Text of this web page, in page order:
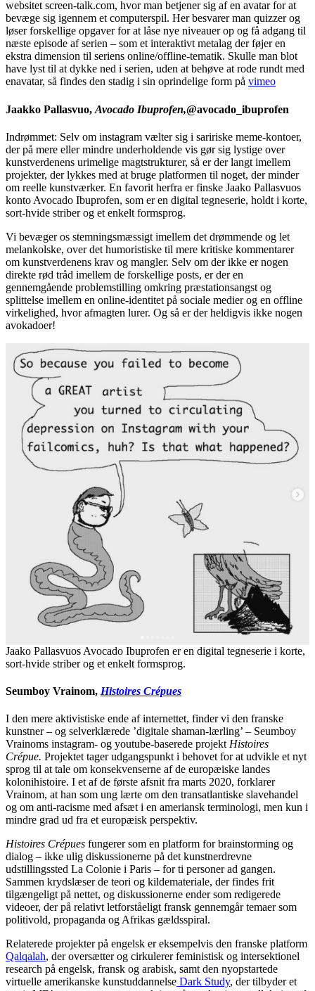
websitet screen-talk.com, hvor man betjener sig af en avatar for at
bevæge sig igennem et computerspil. Her besvarer man quizzer og
løser forskellige opgaver for at låse nye niveauer op og få adgang til
næste episode af serien – som et interaktivt metalag der føjer en
ekstra dimension til seriens online/offline-tematik. Skulle man blot
have lyst til at dykke ned i serien, uden at behøve at rode rundt med
enavatar, så findes den stadig i sin oprindelige form på vimeo
Jaakko Pallasvuo, Avocado Ibuprofen,@avocado_ibuprofen
Indrømmet: Selv om instagram vælter sig i saririske meme-kontoer,
der på mere eller mindre underholdende vis gør sig lystige over
kunstverdenens urimelige magtstrukturer, så er der langt imellem
projekter, der lykkes med at bruge platformen til noget, der minder
om reelle kunstværker. En favorit herfra er finske Jaako Pallasvuos
konto Avocado Ibuprofen, som er en digital tegneserie, holdt i korte,
sort-hvide striber og et enkelt formsprog.
Vi bevæger os stemningsmæssigt imellem det drømmende og let
melankolske, over det humoristiske til mere kritiske kommentarer
om kunstverdenens krav og mangler. Selv om der ikke er nogen
direkte rød tråd imellem de forskellige posts, er der en
gennemgående problemstilling omkring præstationsangst og
splittelse imellem en online-identitet på sociale medier og en offline
virkelighed, hvor afmagten lurer. Og så er der heldigvis ikke nogen
avokadoer!
Jaako Pallasvuos Avocado Ibuprofen er en digital tegneserie i korte,
sort-hvide striber og et enkelt formsprog.
Seumboy Vrainom, Histoires Crépues
I den mere aktivistiske ende af internettet, finder vi den franske
kunstner – og selverklærede ’digitale shaman-lærling’ – Seumboy
Vrainoms instagram- og youtube-baserede projektHistoires
Crépue. Projektet tager udgangspunkt i behovet for at udvikle et nyt
sprog til at tale om konsekvenserne af de europæiske landes
kolonihistoire. I et af de første afsnit fra marts 2020, forklarer
Vrainom, at han som ung lærte om den transatlantiske slavehandel
og om anti-racisme med afsæt i en ameriansk terminologi, men kun i
mindre grad ud fra et europæisk perspektiv.
Histoires Crépues fungerer som en platform for brainstorming og
dialog – ikke ulig diskussionerne på det kunstnerdrevne
udstillingssted La Colonie i Paris – for ti personer ad gangen.
Sammen krydslæser de teori og kildemateriale, der findes frit
tilgængeligt på nettet, og diskussionerne ender som redigerede
videoer, der på relativt letforståeligt fransk gennemgår temaer som
politivold, propaganda og Afrikas gældsspiral.
Relaterede projekter på engelsk er eksempelvis den franske platform
Qalqalah, der oversætter og cirkulerer feministisk og intersektionel
research på engelsk, fransk og arabisk, samt den nyopstartede
virtuelle amerikanske kunstuddannelse Dark Study, der tilbyder et